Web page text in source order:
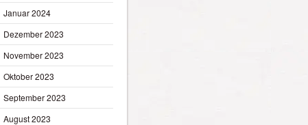
Januar 2024
Dezember 2023
November 2023
Oktober 2023
September 2023
August 2023